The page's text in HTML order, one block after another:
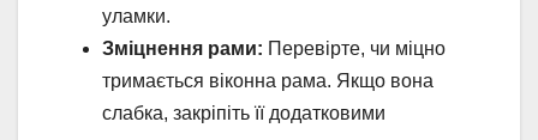
уламки.
Зміцнення рами: Перевірте, чи міцно
тримається віконна рама. Якщо вона
слабка, закріпіть її додатковими